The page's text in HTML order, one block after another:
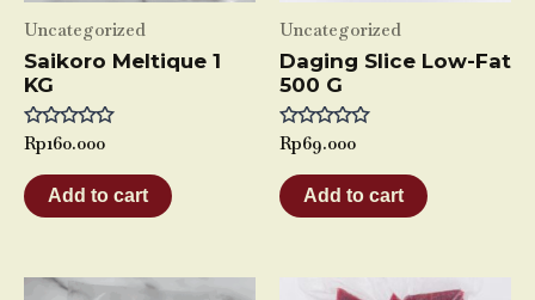
Uncategorized
Saikoro Meltique 1
KG
Rated
out
of
5
Rp160.000
Add to cart
Uncategorized
Daging Slice Low-Fat
500 G
Rated
out
of
5
Rp69.000
Add to cart